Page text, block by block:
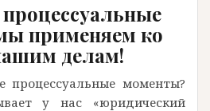
применяем ко
делам!
процессуальные моменты?
у нас «юридический